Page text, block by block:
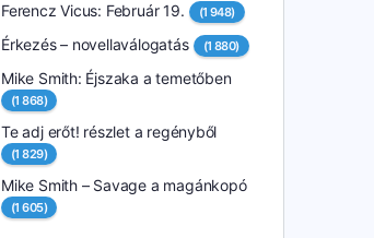
Ferencz Vicus: Február 19. (1 948)
Érkezés – novellaválogatás (1 880)
Mike Smith: Éjszaka a temetőben
(1 868)
Te adj erőt! részlet a regényből
(1 829)
Mike Smith – Savage a magánkopó
(1 605)